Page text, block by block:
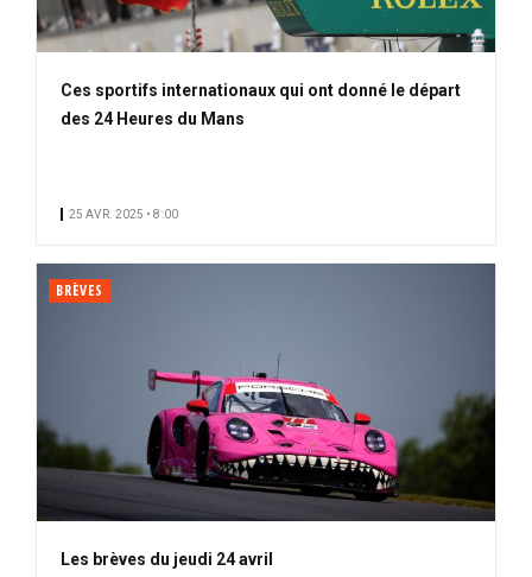
Ces sportifs internationaux qui ont donné le départ
des 24 Heures du Mans
25 AVR. 2025 • 8:00
BRÈVES
Les brèves du jeudi 24 avril